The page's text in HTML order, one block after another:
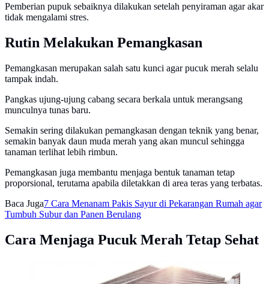
Pemberian pupuk sebaiknya dilakukan setelah penyiraman agar akar
tidak mengalami stres.
Rutin Melakukan Pemangkasan
Pemangkasan merupakan salah satu kunci agar pucuk merah selalu
tampak indah.
Pangkas ujung-ujung cabang secara berkala untuk merangsang
munculnya tunas baru.
Semakin sering dilakukan pemangkasan dengan teknik yang benar,
semakin banyak daun muda merah yang akan muncul sehingga
tanaman terlihat lebih rimbun.
Pemangkasan juga membantu menjaga bentuk tanaman tetap
proporsional, terutama apabila diletakkan di area teras yang terbatas.
Baca Juga7 Cara Menanam Pakis Sayur di Pekarangan Rumah agar
Tumbuh Subur dan Panen Berulang
Cara Menjaga Pucuk Merah Tetap Sehat